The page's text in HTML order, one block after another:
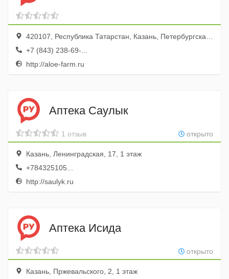
420107, Республика Татарстан, Казань, Петербургская улица, 1
+7 (843) 238-69-...
http://aloe-farm.ru
Аптека Саулык
открыто
1 отзыв
Казань, Ленинградская, 17, 1 этаж
+784325105...
http://saulyk.ru
Аптека Исида
открыто
Казань, Пржевальского, 2, 1 этаж